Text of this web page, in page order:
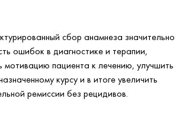
сбор анамнеза значительно
ошибок в диагностике и терапии,
мотивацию пациента к лечению, улучшить
курсу и в итоге увеличить
ремиссии без рецидивов.